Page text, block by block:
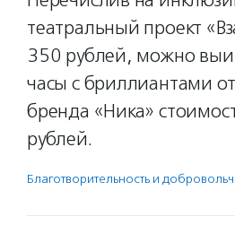
театральный проект
350 рублей, можно
часы с бриллиантами от
бренда «Ника»
рублей.
Благотвори­тель­ность и